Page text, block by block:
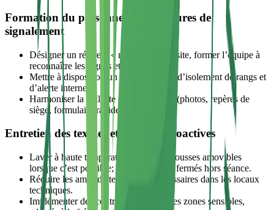
Formation du personnel et procédures de
signalement
Désigner un référent « nuisibles » par site, former l’équipe à
reconnaître les signes et à documenter.
Mettre à disposition un protocole clair d’isolement de rangs et
d’alerte interne.
Harmoniser la collecte d’informations (photos, repères de
siège, formulaire rapide).
Entretien des textiles et mesures proactives
Laver à haute température les plaids/housses amovibles
lorsque c’est possible; stocker en sacs fermés hors séance.
Réduire les amas de textiles non nécessaires dans les locaux
techniques.
Implémenter des contrôles réguliers des zones sensibles,